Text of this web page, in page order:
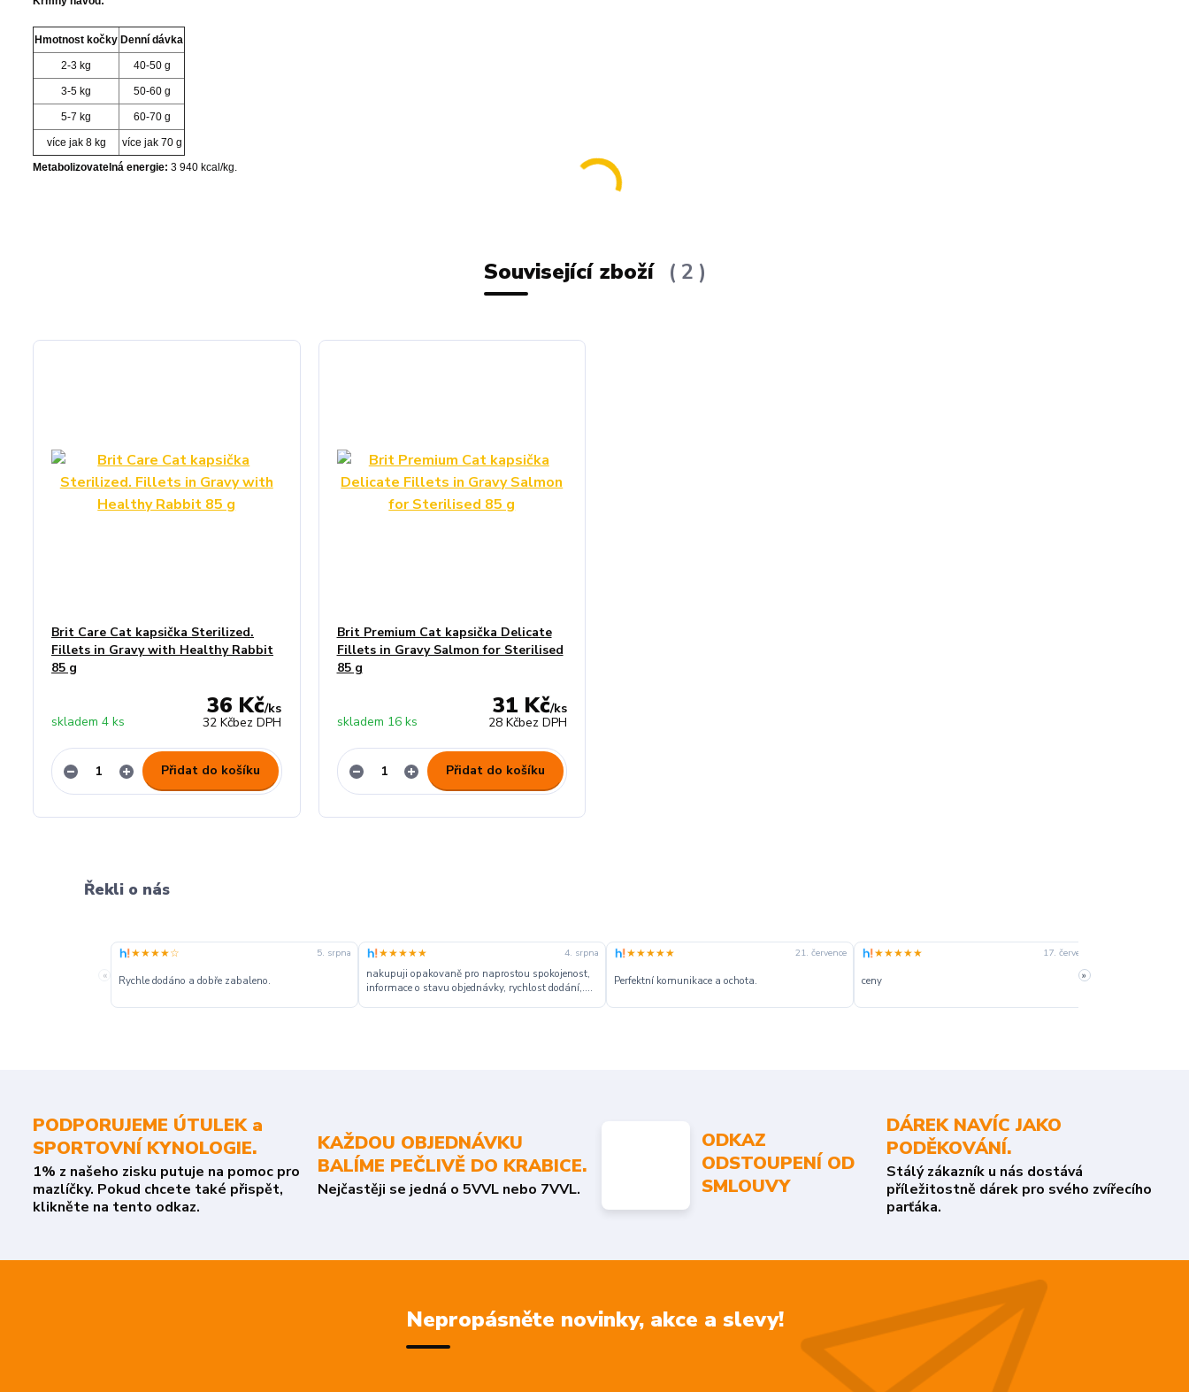
Hmotnost kočky Denní dávka
2-3 kg 40-50 g
3-5 kg 50-60 g
5-7 kg 60-70 g
více jak 8 kg
více jak 70 g
Metabolizovatelná energie: 3 940 kcal/kg.
Související zboží 2
Brit Care Cat kapsička Sterilized.
Fillets in Gravy with Healthy Rabbit
85 g
36 Kč/ks
32 Kčbez DPH
skladem 4 ks
Přidat do košíku
Brit Premium Cat kapsička Delicate
Fillets in Gravy Salmon for Sterilised
85 g
31 Kč/ks
28 Kčbez DPH
skladem 16 ks
Přidat do košíku
Řekli o nás
«
★★★★☆ 5. srpna
Rychle dodáno a dobře zabaleno.
★★★★★ 4. srpna
nakupuji opakovaně pro naprostou spokojenost,
informace o stavu objednávky, rychlost dodání,....
★★★★★ 21. července
Perfektní komunikace a ochota.
★★★★★ 17. července
ceny »
PODPORUJEME ÚTULEK a
SPORTOVNÍ KYNOLOGIE.
1% z našeho zisku putuje na pomoc pro
mazlíčky. Pokud chcete také přispět,
klikněte na tento odkaz.
KAŽDOU OBJEDNÁVKU
BALÍME PEČLIVĚ DO KRABICE.
Nejčastěji se jedná o 5VVL nebo 7VVL.
ODKAZ
ODSTOUPENÍ OD
SMLOUVY
DÁREK NAVÍC JAKO
PODĚKOVÁNÍ.
Stálý zákazník u nás dostává
příležitostně dárek pro svého zvířecího
parťáka.
Nepropásněte novinky, akce a slevy!